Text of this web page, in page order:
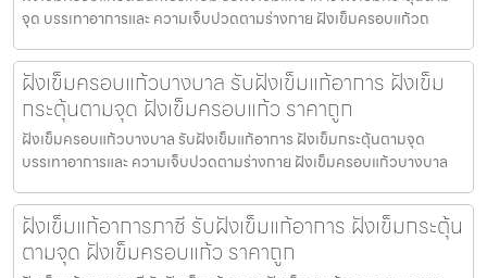
จุด บรรเทาอาการและ ความเจ็บปวดตามร่างกาย ฝังเข็มครอบแก้วถ
ฝังเข็มครอบแก้วบางบาล รับฝังเข็มแก้อาการ ฝังเข็ม
กระตุ้นตามจุด ฝังเข็มครอบแก้ว ราคาถูก
ฝังเข็มครอบแก้วบางบาล รับฝังเข็มแก้อาการ ฝังเข็มกระตุ้นตามจุด
บรรเทาอาการและ ความเจ็บปวดตามร่างกาย ฝังเข็มครอบแก้วบางบาล
ฝังเข็มแก้อาการภาชี รับฝังเข็มแก้อาการ ฝังเข็มกระตุ้น
ตามจุด ฝังเข็มครอบแก้ว ราคาถูก